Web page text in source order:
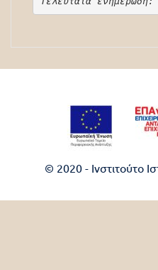
© 2020 - Ινστιτούτο